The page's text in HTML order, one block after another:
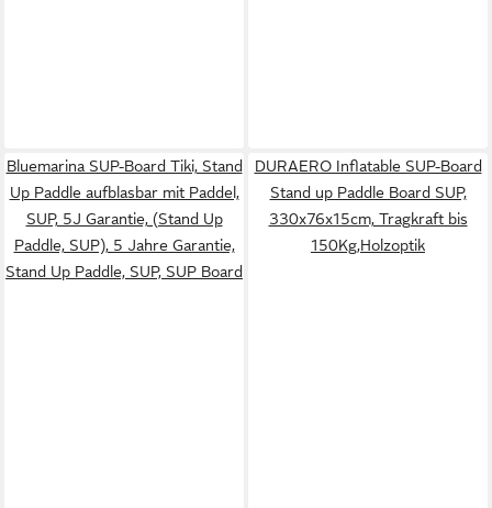
Bluemarina SUP-Board Tiki, Stand
Up Paddle aufblasbar mit Paddel,
SUP, 5J Garantie, (Stand Up
Paddle, SUP), 5 Jahre Garantie,
Stand Up Paddle, SUP, SUP Board
DURAERO Inflatable SUP-Board
Stand up Paddle Board SUP,
330x76x15cm, Tragkraft bis
150Kg,Holzoptik